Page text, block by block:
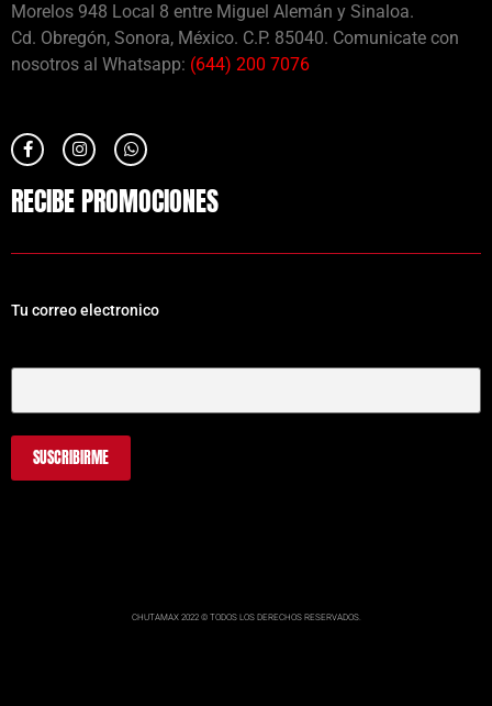
Morelos 948 Local 8 entre Miguel Alemán y Sinaloa.
Cd. Obregón, Sonora, México. C.P. 85040. Comunicate con
nosotros al Whatsapp: (644) 200 7076
RECIBE PROMOCIONES
Tu correo electronico
CHUTAMAX 2022 © TODOS LOS DERECHOS RESERVADOS.